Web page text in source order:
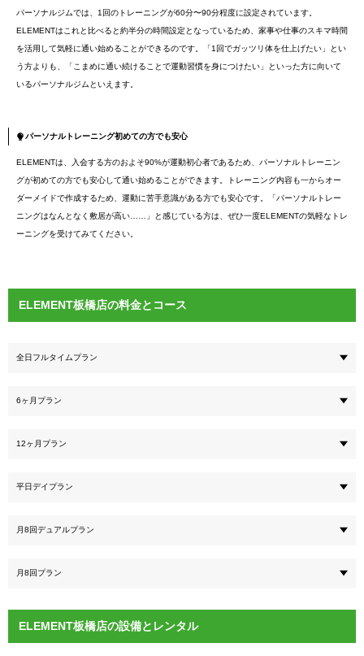
パーソナルジムでは、1回のトレーニングが60分〜90分程度に設定されています。
ELEMENTはこれと比べると約半分の時間設定となっているため、家事や仕事のスキマ時間
を活用して気軽に通い始めることができるのです。「1回でガッツリ体を仕上げたい」とい
う方よりも、「こまめに通い続けることで運動習慣を身につけたい」といった方に向いて
いるパーソナルジムといえます。
パーソナルトレーニング初めての方でも安心
ELEMENTは、入会する方のおよそ90%が運動初心者であるため、パーソナルトレーニン
グが初めての方でも安心して通い始めることができます。トレーニング内容も一からオー
ダーメイドで作成するため、運動に苦手意識がある方でも安心です。「パーソナルトレー
ニングはなんとなく敷居が高い……」と感じている方は、ぜひ一度ELEMENTの気軽なトレ
ーニングを受けてみてください。
ELEMENT板橋店の料金とコース
全日フルタイムプラン
6ヶ月プラン
12ヶ月プラン
平日デイプラン
月8回デュアルプラン
月8回プラン
ELEMENT板橋店の設備とレンタル